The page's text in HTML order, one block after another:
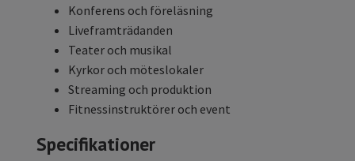
Konferens och föreläsning
Liveframträdanden
Teater och musikal
Kyrkor och möteslokaler
Streaming och produktion
Fitnessinstruktörer och event
Specifikationer